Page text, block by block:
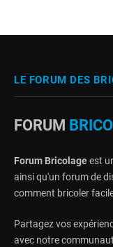
LE FORUM DES
FORUM
Forum Bricolageest
ainsi qu'un forum de
comment bricoler
Partagez vos
avec notre